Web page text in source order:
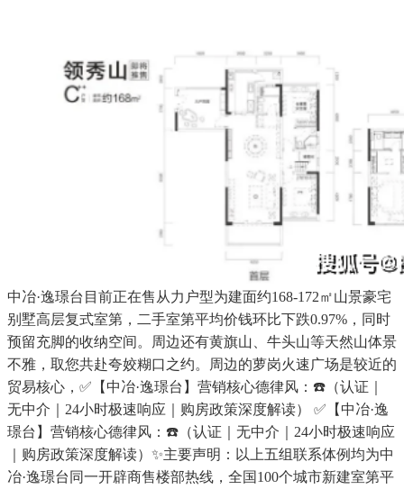
中冶·逸璟台目前正在售从力户型为建面约168-172㎡山景豪宅
别墅高层复式室第，二手室第平均价钱环比下跌0.97%，同时
预留充脚的收纳空间。周边还有黄旗山、牛头山等天然山体景
不雅，取您共赴夸姣糊口之约。周边的萝岗火速广场是较近的
贸易核心，✅【中冶·逸璟台】营销核心德律风：☎️（认证｜
无中介｜24小时极速响应｜购房政策深度解读） ✅【中冶·逸
璟台】营销核心德律风：☎️（认证｜无中介｜24小时极速响应
｜购房政策深度解读）✨主要声明：以上五组联系体例均为中
冶·逸璟台同一开辟商售楼部热线，全国100个城市新建室第平